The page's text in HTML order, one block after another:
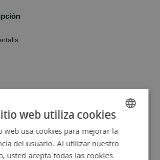
SPANISH
ENGLISH
web utiliza cookies
web usa cookies para mejorar la
del usuario. Al utilizar nuestro
usted acepta todas las cookies